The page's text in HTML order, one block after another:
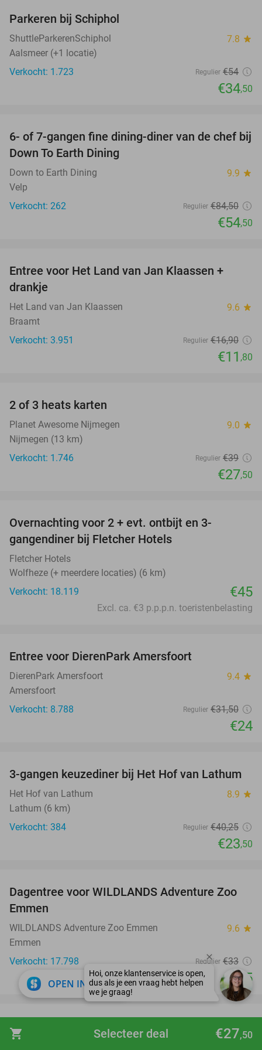
shopping_cart €27,50
Selecteer deal
Parkeren bij Schiphol
ShuttleParkerenSchiphol 7.8 star
Aalsmeer (+1 locatie)
Verkocht: 1.723
Regulier €54
€34,50
36%
6- of 7-gangen fine dining-diner van de chef bij
Down To Earth Dining
Down to Earth Dining 9.9 star
Velp
Verkocht: 262
Regulier €84,50
€54,50
Entree voor Het Land van Jan Klaassen +
drankje
Het Land van Jan Klaassen 9.6 star
Braamt
Verkocht: 3.951
Regulier €16,90
€11 ,80
2 of 3 heats karten
Planet Awesome Nijmegen 9.0 star
Nijmegen (13 km)
Verkocht: 1.746
Regulier €39
€27,50
Overnachting voor 2 + evt. ontbijt en 3-
gangendiner bij Fletcher Hotels
Fletcher Hotels
Wolfheze (+ meerdere locaties) (6 km)
Verkocht: 18.119
€45
Excl. ca. €3 p.p.p.n. toeristenbelasting
Entree voor DierenPark Amersfoort
DierenPark Amersfoort 9.4 star
Amersfoort
Verkocht: 8.788
Regulier €31,50
€24
42%
3-gangen keuzediner bij Het Hof van Lathum
Het Hof van Lathum 8.9 star
Lathum (6 km)
Verkocht: 384
Regulier €40,25
€23,50
24%
Dagentree voor WILDLANDS Adventure Zoo
Emmen
WILDLANDS Adventure Zoo Emmen 9.6 star
Emmen
Verkocht: 17.798
Regulier €33
€25
31%
favorite_border
4-gangendiner van de chef bij Brasserie de
Poort
OPEN IN APP close
Hoi, onze klantenservice is open,
dus als je een vraag hebt helpen
we je graag!